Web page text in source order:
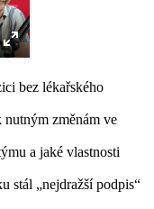
bez lékařského
nutným změnám ve
a jaké vlastnosti
stál „nejdražší podpis“